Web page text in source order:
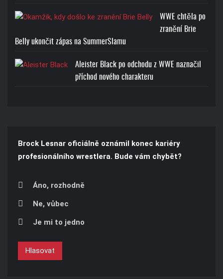
WWE chtěla po
zranění Brie
Belly ukončit zápas na SummerSlamu
Aleister Black po odchodu z WWE naznačil
příchod nového charakteru
Brock Lesnar oficiálně oznámil konec kariéry
profesionálního wrestlera. Bude vám chybět?
Áno, rozhodně
Ne, vůbec
Je mi to jedno
Hlasovat